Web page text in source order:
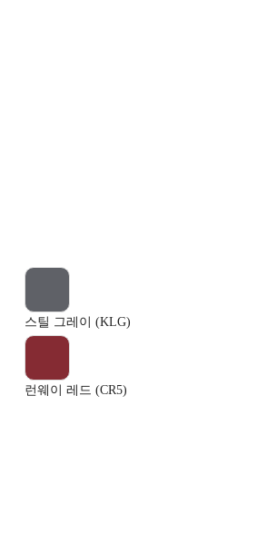
스틸 그레이 (KLG)
런웨이 레드 (CR5)